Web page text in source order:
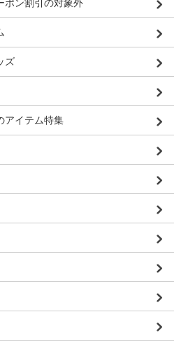
ポン割引の対象外
ズ
アイテム特集